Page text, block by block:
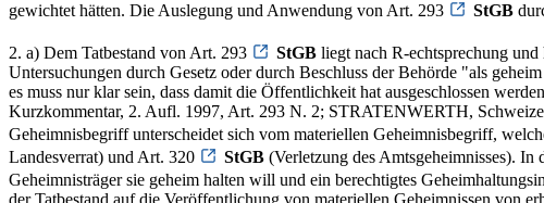
gewichtet hätten. Die Auslegung und Anwendung von Art. 293
StGB
2. a) Dem Tatbestand von Art. 293 StGB liegt nach R-echtsprechung
Untersuchungen durch Gesetz oder durch Beschluss der Behörde "als
es muss nur klar sein, dass damit die Öffentlichkeit hat ausgeschlossen
Kurzkommentar, 2. Aufl. 1997, Art. 293 N. 2; STRATENWERTH,
Geheimnisbegriff unterscheidet sich vom materiellen Geheimnisbegriff,
Landesverrat) und Art. 320
StGB (Verletzung des Amtsgeheimnisses). In
Geheimnisträger sie geheim halten will und ein berechtigtes